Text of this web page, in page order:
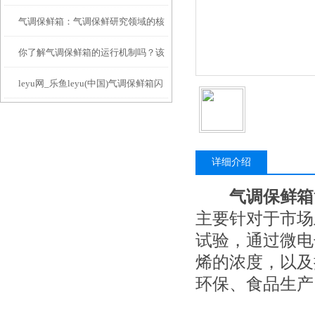
气调保鲜箱：气调保鲜研究领域的核
心装备与创新引擎
你了解气调保鲜箱的运行机制吗？该
如何维护？
leyu网_乐鱼leyu(中国)气调保鲜箱闪
详细介绍
气调保鲜箱
主要针对于市
试验，通过微
烯的浓度，以
环保、食品生